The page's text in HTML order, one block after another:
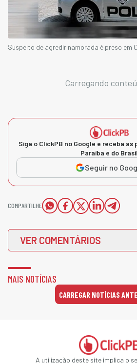
Suspeito de agredir namorada é preso em
Carregando
Siga o ClickPB no Google e receba
Paraíba e do Brasil
Seguir no
COMPARTILHE
VER COMENTÁRIOS
MAIS NOTÍCIAS
CARREGAR NOTÍCIAS
A utilização deste site implica o